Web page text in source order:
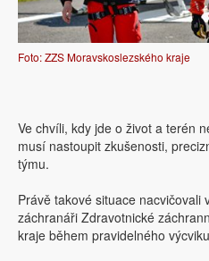
Foto: ZZS Moravskoslezského kraje
Ve chvíli, kdy jde o život a terén
musí nastoupit zkušenosti,
týmu.
Právě takové situace nacvičovali
záchranáři Zdravotnické
kraje během pravidelného